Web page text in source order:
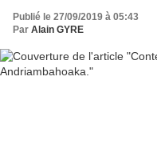
Publié le 27/09/2019 à 05:43
Par Alain GYRE